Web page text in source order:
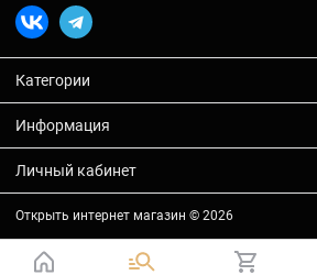
Категории
Информация
Личный кабинет
Открыть интернет магазин © 2026